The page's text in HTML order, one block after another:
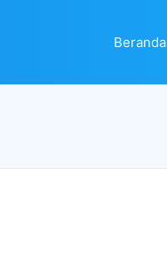
Beranda